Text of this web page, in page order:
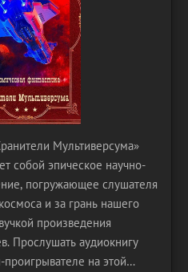
Мультиверсума»
собой эпическое научно-
погружающее слушателя
и за грань нашего
произведения
Прослушать аудиокнигу
на этой